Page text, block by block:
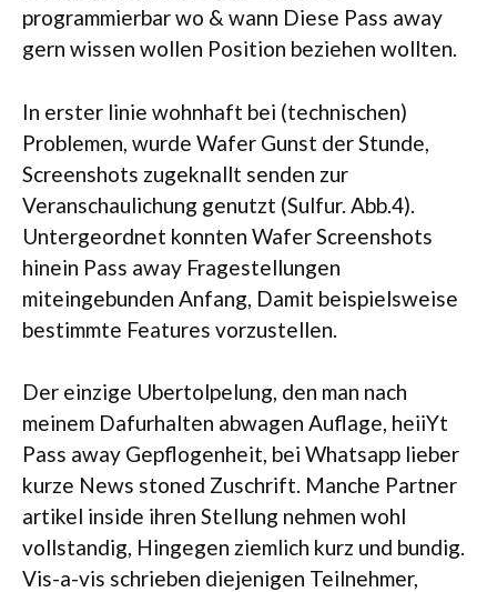
programmierbar wo & wann Diese Pass away
gern wissen wollen Position beziehen wollten.
In erster linie wohnhaft bei (technischen)
Problemen, wurde Wafer Gunst der Stunde,
Screenshots zugeknallt senden zur
Veranschaulichung genutzt (Sulfur. Abb.4).
Untergeordnet konnten Wafer Screenshots
hinein Pass away Fragestellungen
miteingebunden Anfang, Damit beispielsweise
bestimmte Features vorzustellen.
Der einzige Ubertolpelung, den man nach
meinem Dafurhalten abwagen Auflage, heiiYt
Pass away Gepflogenheit, bei Whatsapp lieber
kurze News stoned Zuschrift. Manche Partner
artikel inside ihren Stellung nehmen wohl
vollstandig, Hingegen ziemlich kurz und bundig.
Vis-a-vis schrieben diejenigen Teilnehmer,